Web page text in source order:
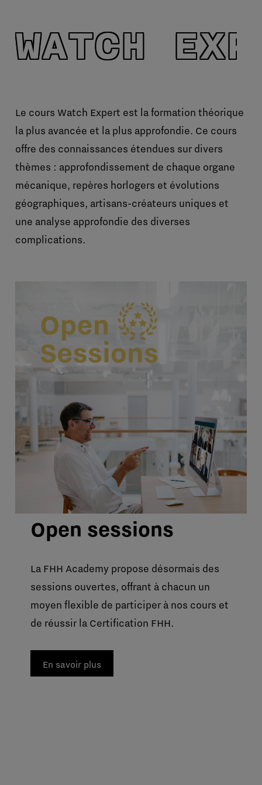
WATCH
Le cours Watch Expert est la formation théorique
la plus avancée et la plus approfondie. Ce cours
offre des connaissances étendues sur divers
thèmes : approfondissement de chaque organe
mécanique, repères horlogers et évolutions
géographiques, artisans-créateurs uniques et
une analyse approfondie des diverses
complications.
Open sessions
La FHH Academy propose désormais des
sessions ouvertes, offrant à chacun un
moyen flexible de participer à nos cours et
de réussir la Certification FHH.
En savoir plus